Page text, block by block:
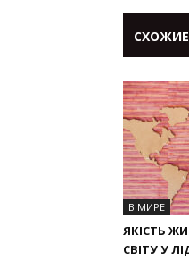
В МИРЕ
ЯКІСТЬ
СВІТУ У